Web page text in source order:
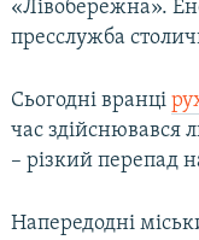
«Лівобережна».
пресслужба
Сьогодні вранці
час здійснювався
– різкий перепад
Напередодні